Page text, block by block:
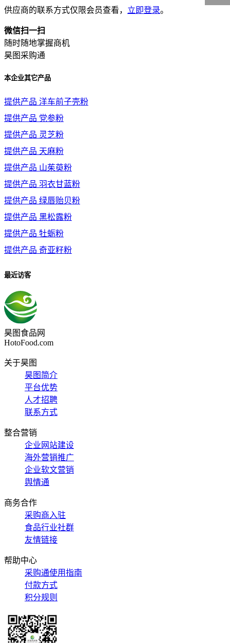
供应商的联系方式仅限会员查看， 立即登录。
微信扫一扫
随时随地掌握商机
昊图采购通
本企业其它产品
提供产品 洋车前子壳粉
提供产品 党参粉
提供产品 灵芝粉
提供产品 天麻粉
提供产品 山茱萸粉
提供产品 羽衣甘蓝粉
提供产品 绿唇贻贝粉
提供产品 黑松露粉
提供产品 牡蛎粉
提供产品 奇亚籽粉
最近访客
昊图食品网
HotoFood.com
关于昊图
昊图简介
平台优势
人才招聘
联系方式
整合营销
企业网站建设
海外营销推广
企业软文营销
舆情通
商务合作
采购商入驻
食品行业社群
友情链接
帮助中心
采购通使用指南
付款方式
积分规则